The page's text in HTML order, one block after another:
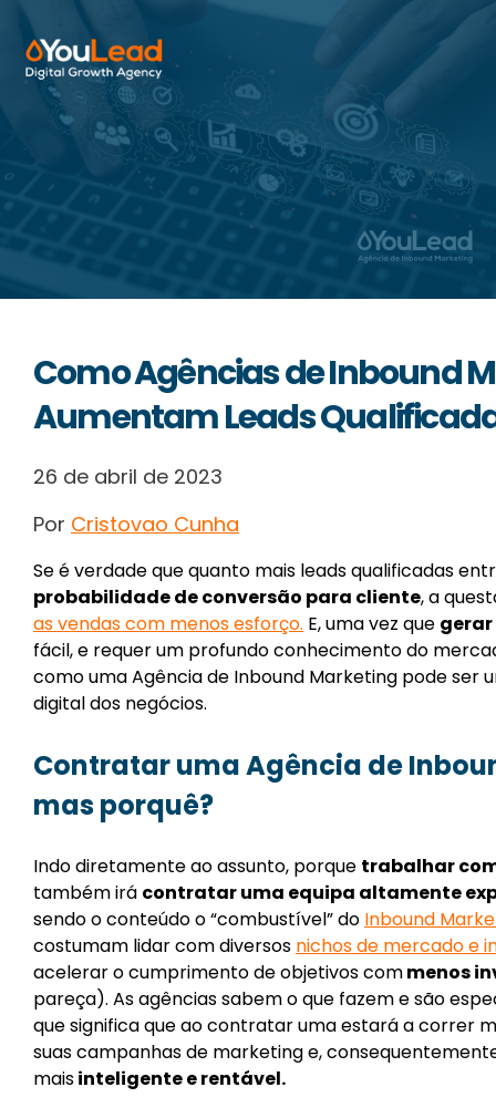
Sobre Nós
Serviços
HubSpot
Contactos
Como Agências de Inbound
Aumentam Leads
26 de abril de 2023
Por Cristovao Cunha
Se é verdade que quanto mais leads qualificadas
probabilidade de conversão para cliente, a
as vendas com menos esforço. E, uma vez que
fácil, e requer um profundo conhecimento do
como uma Agência de Inbound Marketing pode
digital dos negócios.
Contratar uma Agência de
mas porquê?
Indo diretamente ao assunto, porque trabalhar
também irá contratar uma equipa altamente
sendo o conteúdo o “combustível” do Inbound
costumam lidar com diversos nichos de mercado e
acelerar ocumprimento de objetivos commenos
pareça). As agências sabem o que fazem e são
que significa que ao contratar uma estará a correr
suas campanhas de marketing e,
maisinteligente e rentável.